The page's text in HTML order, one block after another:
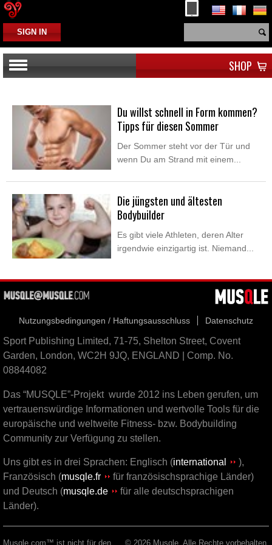
SIGN IN
SHOP
Du willst schnell in Form kommen?
Tipps für diesen Sommer
Der Sommer steht vor der Tür und
wenn Du am Strand mit einem...
Die jüngsten und ältesten
Bodybuilder
Es gibt viele Athleten, deren Alter
irgendwie einzigartig ist. Niemand...
Nutzungsbedingungen / Haftungsausschluss Datenschutz
Sport Publishing Limited, 71-75, Shelton Street, Covent
Garden, London, WC2H 9JQ, ENGLAND | Comp. No.
08844082
Das “MUSQLE”-Projekt wurde 2012 ins Leben gerufen, um
vertrauenswürdige Informationen und wertvolle Tools für die
europäische und weltweite Fitness- bzw. Bodybuilding
Community zur Verfügung zu stellen.
Uns gibt es in drei Sprachen: Englisch (international
),
Französisch (musqle.fr
für französischsprachige Länder)
und Deutsch (musqle.de
für alle deutschsprachigen
Länder).
© 2026 Musqle. Alle Rechte vorbehalten.
Musqle.com™ ist nicht für den